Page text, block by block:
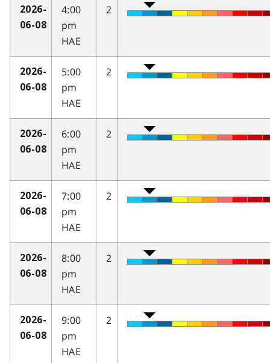
2026-
06-08
4:00
pm
HAE
2
2026-
06-08
5:00
pm
HAE
2
2026-
06-08
6:00
pm
HAE
2
2026-
06-08
7:00
pm
HAE
2
2026-
06-08
8:00
pm
HAE
2
2026-
06-08
9:00
pm
HAE
2